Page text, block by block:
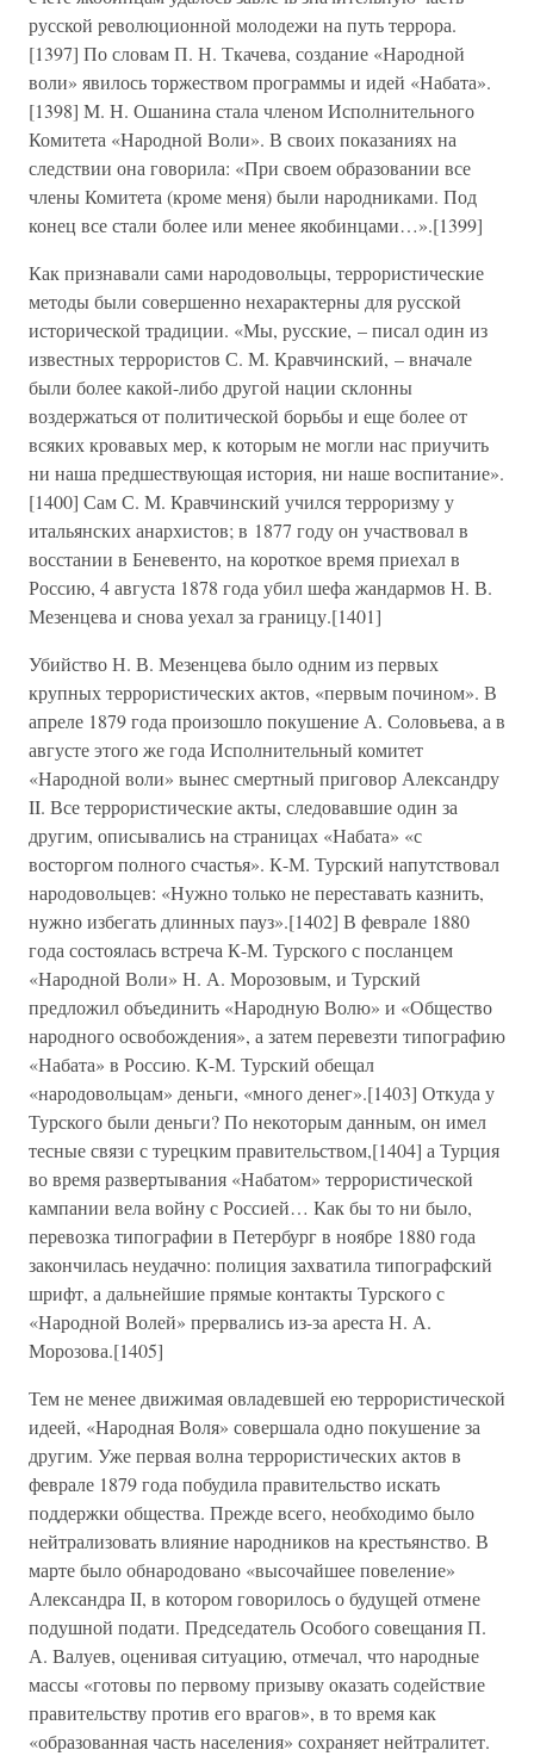
русской революционной молодежи на путь террора.
[1397] По словам П. Н. Ткачева, создание «Народной
воли» явилось торжеством программы и идей «Набата».
[1398] М. Н. Ошанина стала членом Исполнительного
Комитета «Народной Воли». В своих показаниях на
следствии она говорила: «При своем образовании все
члены Комитета (кроме меня) были народниками. Под
конец все стали более или менее якобинцами…».[1399]
Как признавали сами народовольцы, террористические
методы были совершенно нехарактерны для русской
исторической традиции. «Мы, русские, – писал один из
известных террористов С. М. Кравчинский, – вначале
были более какой-либо другой нации склонны
воздержаться от политической борьбы и еще более от
всяких кровавых мер, к которым не могли нас приучить
ни наша предшествующая история, ни наше воспитание».
[1400] Сам С. М. Кравчинский учился терроризму у
итальянских анархистов; в 1877 году он участвовал в
восстании в Беневенто, на короткое время приехал в
Россию, 4 августа 1878 года убил шефа жандармов Н. В.
Мезенцева и снова уехал за границу.[1401]
Убийство Н. В. Мезенцева было одним из первых
крупных террористических актов, «первым почином». В
апреле 1879 года произошло покушение А. Соловьева, а в
августе этого же года Исполнительный комитет
«Народной воли» вынес смертный приговор Александру
II. Все террористические акты, следовавшие один за
другим, описывались на страницах «Набата» «с
восторгом полного счастья». К-М. Турский напутствовал
народовольцев: «Нужно только не переставать казнить,
нужно избегать длинных пауз».[1402] В феврале 1880
года состоялась встреча К-М. Турского с посланцем
«Народной Воли» Н. А. Морозовым, и Турский
предложил объединить «Народную Волю» и «Общество
народного освобождения», а затем перевезти типографию
«Набата» в Россию. К-М. Турский обещал
«народовольцам» деньги, «много денег».[1403] Откуда у
Турского были деньги? По некоторым данным, он имел
тесные связи с турецким правительством,[1404] а Турция
во время развертывания «Набатом» террористической
кампании вела войну с Россией… Как бы то ни было,
перевозка типографии в Петербург в ноябре 1880 года
закончилась неудачно: полиция захватила типографский
шрифт, а дальнейшие прямые контакты Турского с
«Народной Волей» прервались из-за ареста Н. А.
Морозова.[1405]
Тем не менее движимая овладевшей ею террористической
идеей, «Народная Воля» совершала одно покушение за
другим. Уже первая волна террористических актов в
феврале 1879 года побудила правительство искать
поддержки общества. Прежде всего, необходимо было
нейтрализовать влияние народников на крестьянство. В
марте было обнародовано «высочайшее повеление»
Александра II, в котором говорилось о будущей отмене
подушной подати. Председатель Особого совещания П.
А. Валуев, оценивая ситуацию, отмечал, что народные
массы «готовы по первому призыву оказать содействие
правительству против его врагов», в то время как
«образованная часть населения» сохраняет нейтралитет.